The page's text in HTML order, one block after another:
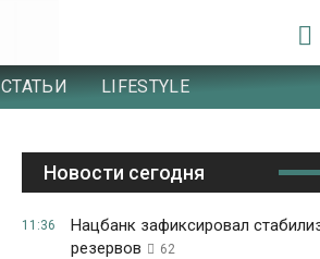
СТАТЬИ LIFESTYLE
Новости сегодня
11:36
Нацбанк зафиксировал
резервов
62